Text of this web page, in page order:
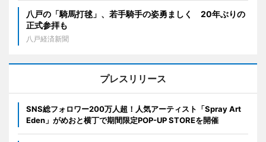
八戸の「騎馬打毬」、若手騎手の姿勇ましく 20年ぶりの
正式参拝も
八戸経済新聞
プレスリリース
SNS総フォロワー200万人超！人気アーティスト「Spray Art
Eden」がめおと横丁で期間限定POP-UP STOREを開催